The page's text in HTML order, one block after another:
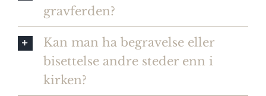
gravferden?
Kan man ha begravelse eller
bisettelse andre steder enn i
kirken?